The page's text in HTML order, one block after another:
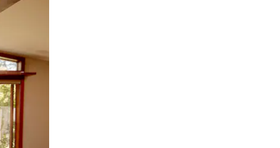
ili prevlačenjem.